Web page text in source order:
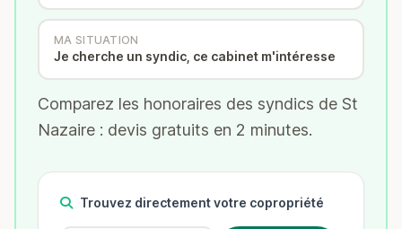
MA SITUATION
Je cherche un syndic, ce cabinet m'intéresse
Comparez les honoraires des syndics de St
Nazaire : devis gratuits en 2 minutes.
Trouvez directement votre copropriété